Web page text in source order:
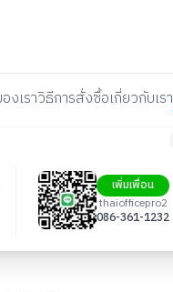
งเราวิธีการสั่งซื้อเกี่ยวกับเรา
เพิ่มเพื่อน
thaiofficepro2
086-361-1232